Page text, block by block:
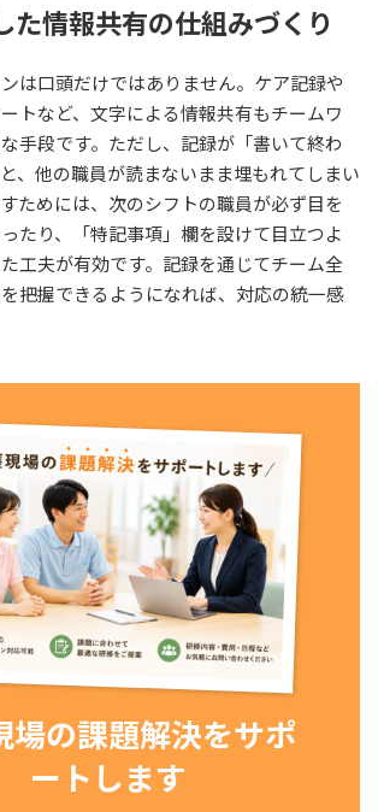
た情報共有の仕組みづくり
は口頭だけではありません。ケア記録や
トなど、文字による情報共有もチームワ
手段です。ただし、記録が「書いて終わ
、他の職員が読まないまま埋もれてしまい
ためには、次のシフトの職員が必ず目を
たり、「特記事項」欄を設けて目立つよ
工夫が有効です。記録を通じてチーム全
把握できるようになれば、対応の統一感
場の課題解決をサポ
ートします